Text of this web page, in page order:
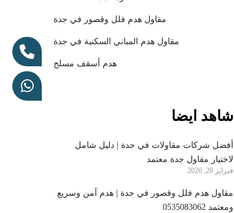
مقاول هدم فلل وقصور في جدة
مقاول هدم المباني السكنية في جدة
هدم أسقف مسلح
شاهد ايضا
أفضل شركات مقاولات في جدة | دليل شامل
لاختيار مقاول جدة معتمد
فبراير 28, 2026
مقاول هدم فلل وقصور في جدة | هدم آمن وسريع
ومعتمد 0535083062